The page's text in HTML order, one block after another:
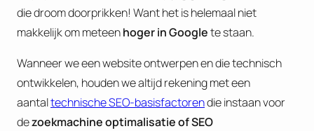
die droom doorprikken! Want het is helemaal niet
makkelijk om meteenhoger in Googlete staan.
Wanneer we een website ontwerpen en die technisch
ontwikkelen, houden we altijd rekening met een
aantaltechnische SEO-basisfactorendie instaan voor
dezoekmachine optimalisatie ofSEO